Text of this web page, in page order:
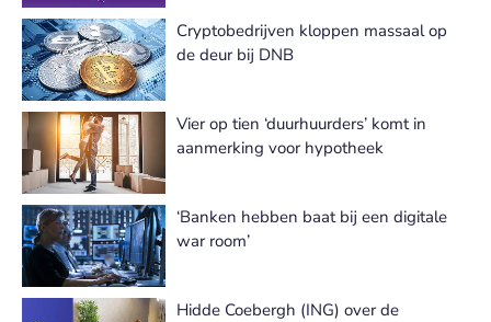
Cryptobedrijven kloppen massaal op
de deur bij DNB
Vier op tien ‘duurhuurders’ komt in
aanmerking voor hypotheek
‘Banken hebben baat bij een digitale
war room’
Hidde Coebergh (ING) over de